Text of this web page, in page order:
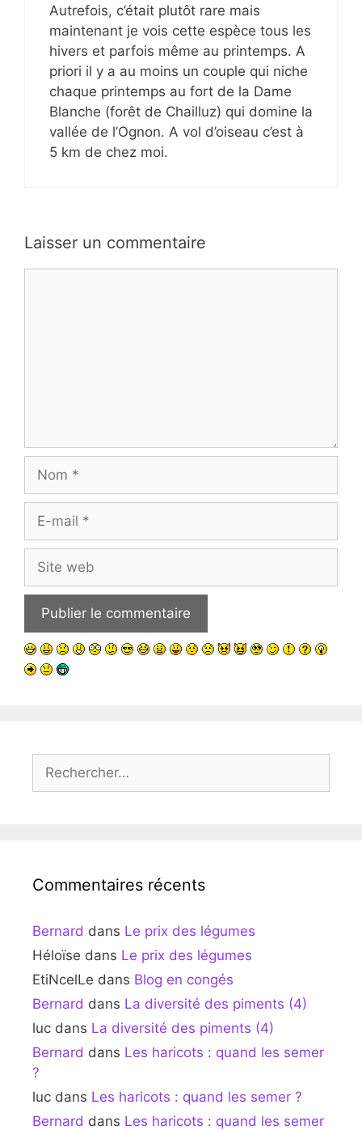
Autrefois, c’était plutôt rare mais
maintenant je vois cette espèce tous les
hivers et parfois même au printemps. A
priori il y a au moins un couple qui niche
chaque printemps au fort de la Dame
Blanche (forêt de Chailluz) qui domine la
vallée de l’Ognon. A vol d’oiseau c’est à
5 km de chez moi.
Laisser un commentaire
mail
web
Commentaires récents
Bernard dans Le prix des légumes
Héloïse dans Le prix des légumes
EtiNcelLe dans Blog en congés
Bernard dans La diversité des piments (4)
luc dans La diversité des piments (4)
Bernard dans Les haricots : quand les semer
?
luc dans Les haricots : quand les semer ?
Bernard dans Les haricots : quand les semer